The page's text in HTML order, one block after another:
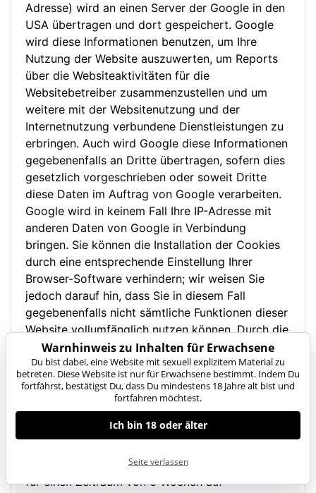
Adresse) wird an einen Server der Google in den
USA übertragen und dort gespeichert. Google
wird diese Informationen benutzen, um Ihre
Nutzung der Website auszuwerten, um Reports
über die Websiteaktivitäten für die
Websitebetreiber zusammenzustellen und um
weitere mit der Websitenutzung und der
Internetnutzung verbundene Dienstleistungen zu
erbringen. Auch wird Google diese Informationen
gegebenenfalls an Dritte übertragen, sofern dies
gesetzlich vorgeschrieben oder soweit Dritte
diese Daten im Auftrag von Google verarbeiten.
Google wird in keinem Fall Ihre IP-Adresse mit
anderen Daten von Google in Verbindung
bringen. Sie können die Installation der Cookies
durch eine entsprechende Einstellung Ihrer
Browser-Software verhindern; wir weisen Sie
jedoch darauf hin, dass Sie in diesem Fall
gegebenenfalls nicht sämtliche Funktionen dieser
Website vollumfänglich nutzen können. Durch die
Nutzung dieser Website erklären Sie sich mit der
Bearbeitung der über Sie erhobenen Daten durch
Google in der zuvor beschriebenen Art und
Weise und zu dem zuvor benannten Zweck
einverstanden.
Chatsystem
Über das Chatsystem eingegebene Texte werden
für einen Zeitraum von 6 Wochen auf
Warnhinweis zu Inhalten für Erwachsene
Du bist dabei, eine Website mit sexuell explizitem Material zu
betreten. Diese Website ist nur für Erwachsene bestimmt. Indem Du
fortfährst, bestätigst Du, dass Du mindestens 18 Jahre alt bist und
fortfahren möchtest.
Ich bin 18 oder älter
Seite verlassen